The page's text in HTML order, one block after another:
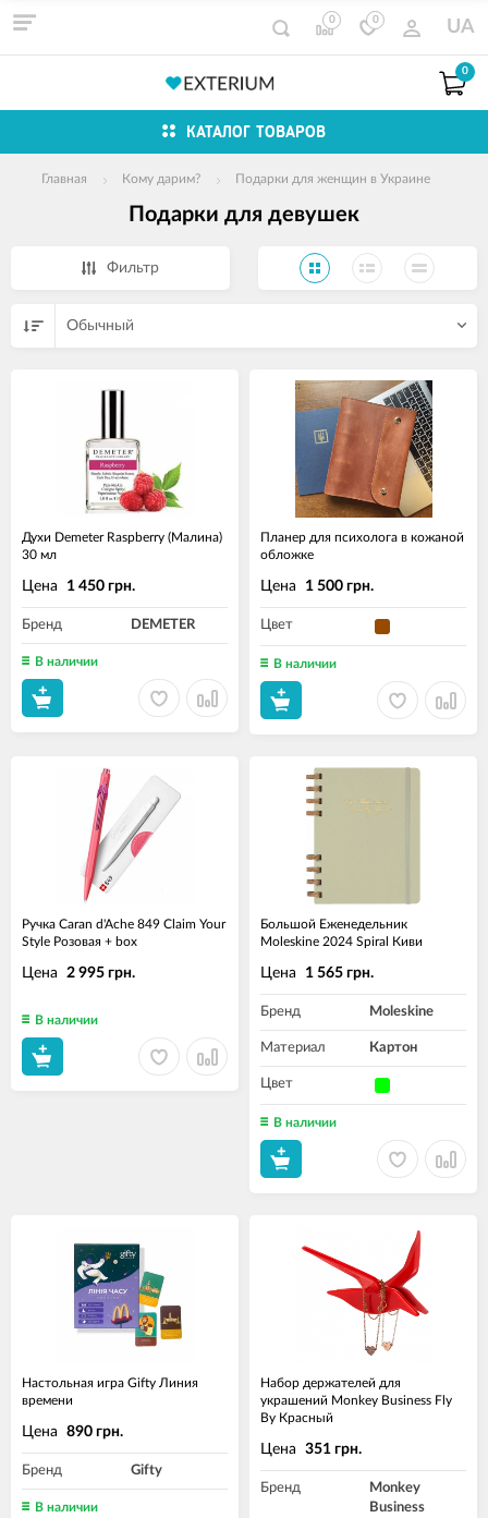
0 0 UA
0
КАТАЛОГ ТОВАРОВ
Главная Кому дарим? Подарки для женщин в Украине
Подарки для девушек
Фильтр
Обычный
Духи Demeter Raspberry (Малина)
30 мл
Цена 1 450 грн.
Бренд DEMETER
В наличии
Планер для психолога в кожаной
обложке
Цена 1 500 грн.
Цвет
В наличии
Ручка Caran d'Ache 849 Claim Your
Style Розовая + box
Цена 2 995 грн.
В наличии
Большой Еженедельник
Moleskine 2024 Spiral Киви
Цена 1 565 грн.
Бренд Moleskine
Материал Картон
Цвет
В наличии
Настольная игра Gifty Линия
времени
Цена 890 грн.
Бренд Gifty
В наличии
Набор держателей для
украшений Monkey Business Fly
By Красный
Цена 351 грн.
Бренд
Monkey
Business